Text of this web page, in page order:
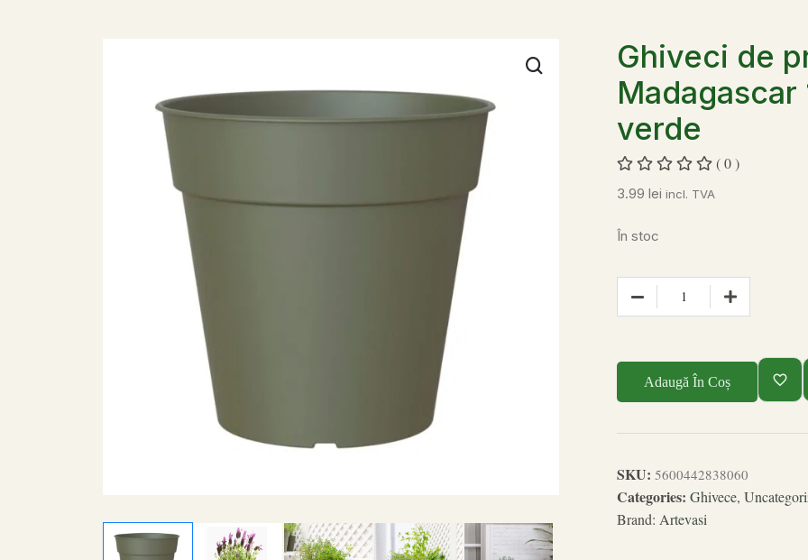
Ghiveci de
Madagascar
verde
( 0 )
3.99 lei incl. TVA
În stoc
Adaugă În Coș
SKU: 5600442838060
Categories: Ghivece,
Brand: Artevasi